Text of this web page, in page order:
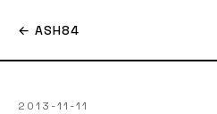
← ASH84
2013-11-11